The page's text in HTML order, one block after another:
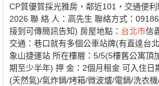
CP質優質採光雅房，鄰近101，交通便
2026 聯 絡 人：高先生 聯絡方式：
接到可傳簡訊告知) 房屋地點： 台北市信
交通：巷口就有多個公車站牌(有直達台
象山捷運站 所在樓層：5/5(5樓舊公寓頂
期至少半年) 押 金：2個月租金 可入住日
(天然氣)/氣炸鍋/烤箱/微波爐/電鍋/洗衣